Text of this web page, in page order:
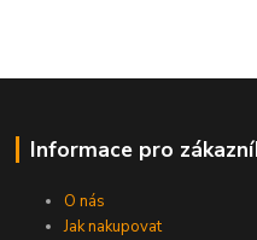
Informace pro
O nás
Jak nakupovat